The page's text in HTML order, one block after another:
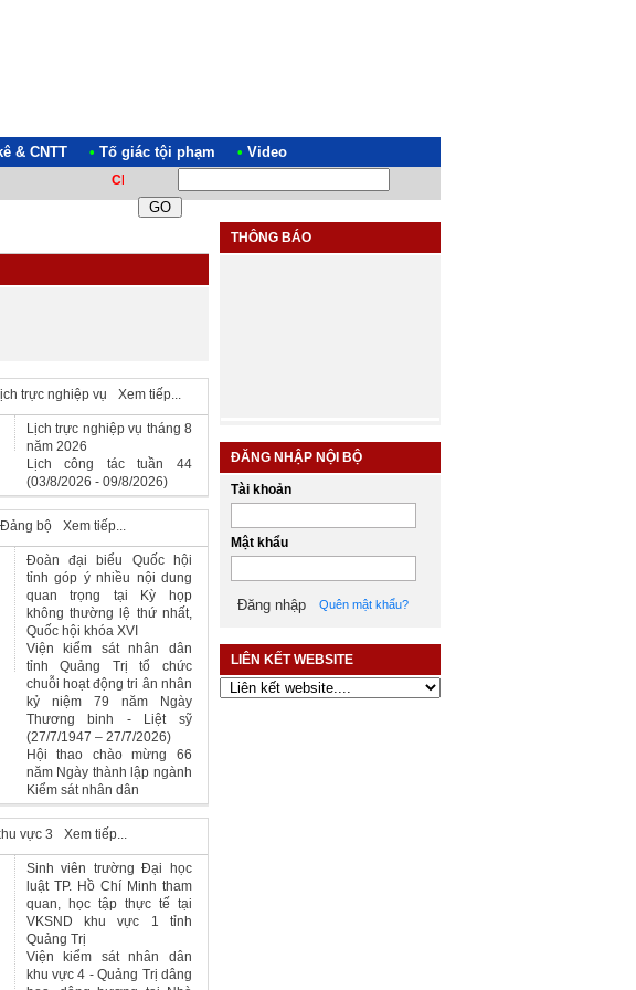
& CNTT • Tố giác tội phạm • Video
CHÀO MỪNG TRUY CẬP TRANG THÔNG TIN ĐIỆN TỬ VIỆN KIỂM SÁT NHÂN DÂN
trực nghiệp vụ Xem tiếp...
Lịch trực nghiệp vụ tháng 8
năm 2026
Lịch công tác tuần 44
(03/8/2026 - 09/8/2026)
Đảng bộ Xem tiếp...
Đoàn đại biểu Quốc hội
tỉnh góp ý nhiều nội dung
quan trọng tại Kỳ họp
không thường lệ thứ nhất,
Quốc hội khóa XVI
Viện kiểm sát nhân dân
tỉnh Quảng Trị tổ chức
chuỗi hoạt động tri ân nhân
kỷ niệm 79 năm Ngày
Thương binh - Liệt sỹ
(27/7/1947 – 27/7/2026)
Hội thao chào mừng 66
năm Ngày thành lập ngành
Kiểm sát nhân dân
vực 3 Xem tiếp...
Sinh viên trường Đại học
luật TP. Hồ Chí Minh tham
quan, học tập thực tế tại
VKSND khu vực 1 tỉnh
THÔNG BÁO
sơ tuyển vào Trường Đại học Kiểm
sát năm 2026
Kế hoạch sơ tuyển vào
Thông báo về việc tuyển
sát ngành Kiểm sát nhân dân năm
2025
ĐĂNG NHẬP NỘI BỘ
Tài khoản
Mật khẩu
Quên mật khẩu?
LIÊN KẾT WEBSITE